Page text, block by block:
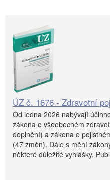
ÚZ č. 1676 - Zdravotní
Od ledna 2026 nabývají
zákona o všeobecném
doplnění) a zákona o
(47 změn). Dále s mění
některé důležité vyhlášky.